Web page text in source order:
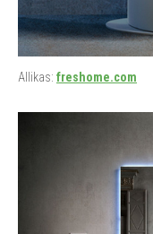
Allikas: freshome.com